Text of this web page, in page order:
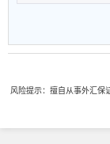
风险提示：擅自从事外汇保